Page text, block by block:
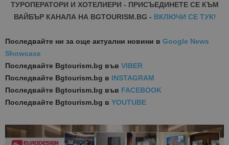
ТУРОПЕРАТОРИ И ХОТЕЛИЕРИ - ПРИСЪЕДИНЕТЕ СЕ КЪМ
ВАЙБЪР КАНАЛА НА BGTOURISM.BG - ВКЛЮЧИ СЕ ТУК!
Последвайте ни за още актуални новини в Google News
Showcase
Последвайте Bgtourism.bg във VIBER
Последвайте Bgtourism.bg в INSTAGRAM
Последвайте Bgtourism.bg във FACEBOOK
Последвайте Bgtourism.bg в YOUTUBE